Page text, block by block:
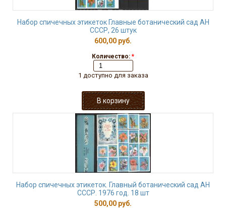
Набор спичечных этикеток Главные ботанический сад АН
СССР, 26 штук
600,00 руб.
Количество: *
1 доступно для заказа
Набор спичечных этикеток. Главный ботанический сад АН
СССР. 1976 год. 18 шт
500,00 руб.